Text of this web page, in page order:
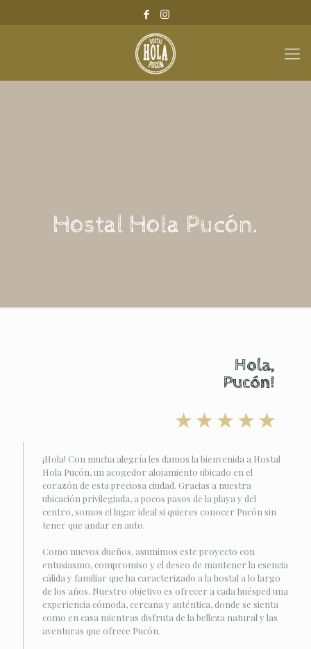
Hostal Hola Pucón.
Hola,
Pucón!
¡Hola! Con mucha alegría les damos la bienvenida a Hostal
Hola Pucón, un acogedor alojamiento ubicado en el
corazón de esta preciosa ciudad. Gracias a nuestra
ubicación privilegiada, a pocos pasos de la playa y del
centro, somos el lugar ideal si quieres conocer Pucón sin
tener que andar en auto.
Como nuevos dueños, asumimos este proyecto con
entusiasmo, compromiso y el deseo de mantener la esencia
cálida y familiar que ha caracterizado a la hostal a lo largo
de los años. Nuestro objetivo es ofrecer a cada huésped una
experiencia cómoda, cercana y auténtica, donde se sienta
como en casa mientras disfruta de la belleza natural y las
aventuras que ofrece Pucón.